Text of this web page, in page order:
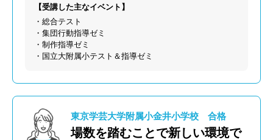
【受講した主なイベント】
・総合テスト
・集団行動指導ゼミ
・制作指導ゼミ
・国立大附属小テスト＆指導ゼミ
東京学芸大学附属小金井小学校 合格
場数を踏むことで新しい環境で